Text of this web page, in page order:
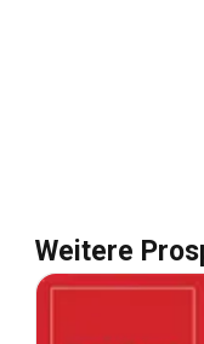
Weitere